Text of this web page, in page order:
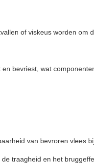
of viskeus worden om
bevriest, wat
van bevroren vlees
traagheid en het